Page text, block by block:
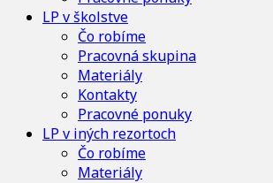
LP v školstve
Čo robíme
Pracovná skupina
Materiály
Kontakty
Pracovné ponuky
LP v iných rezortoch
Čo robíme
Materiály